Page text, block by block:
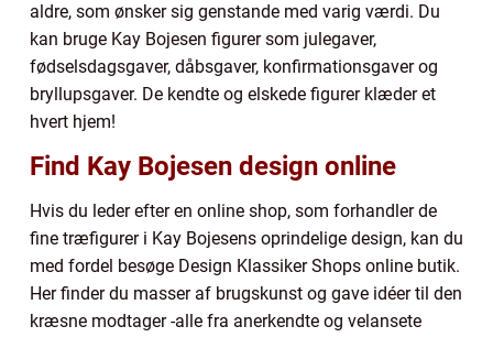
aldre, som ønsker sig genstande med varig værdi. Du
kan bruge Kay Bojesen figurer som julegaver,
fødselsdagsgaver, dåbsgaver, konfirmationsgaver og
bryllupsgaver. De kendte og elskede figurer klæder et
hvert hjem!
Find Kay Bojesen design online
Hvis du leder efter en online shop, som forhandler de
fine træfigurer i Kay Bojesens oprindelige design, kan du
med fordel besøge Design Klassiker Shops online butik.
Her finder du masser af brugskunst og gave idéer til den
kræsne modtager -alle fra anerkendte og velansete